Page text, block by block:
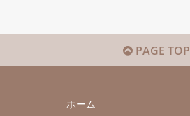
PAGE TOP
ホーム